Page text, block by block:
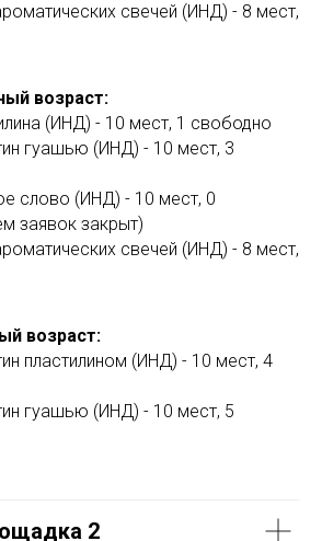
свечей (ИНД) - 8 мест,
возраст:
(ИНД) - 10 мест, 1 свободно
гуашью (ИНД) - 10 мест, 3
слово (ИНД) - 10 мест, 0
заявок закрыт)
свечей (ИНД) - 8 мест,
возраст:
пластилином (ИНД) - 10 мест, 4
гуашью (ИНД) - 10 мест, 5
2